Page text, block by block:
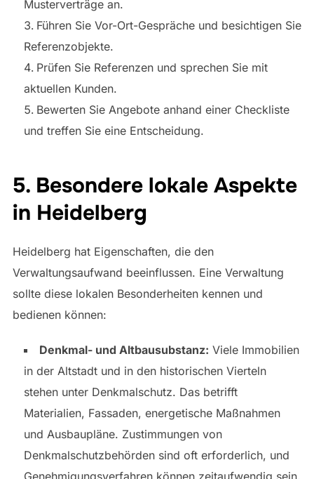
Musterverträge an.
Führen Sie Vor-Ort-Gespräche und besichtigen Sie
Referenzobjekte.
Prüfen Sie Referenzen und sprechen Sie mit
aktuellen Kunden.
Bewerten Sie Angebote anhand einer Checkliste
und treffen Sie eine Entscheidung.
5. Besondere lokale Aspekte
in Heidelberg
Heidelberg hat Eigenschaften, die den
Verwaltungsaufwand beeinflussen. Eine Verwaltung
sollte diese lokalen Besonderheiten kennen und
bedienen können:
Denkmal- und Altbausubstanz: Viele Immobilien
in der Altstadt und in den historischen Vierteln
stehen unter Denkmalschutz. Das betrifft
Materialien, Fassaden, energetische Maßnahmen
und Ausbaupläne. Zustimmungen von
Denkmalschutzbehörden sind oft erforderlich, und